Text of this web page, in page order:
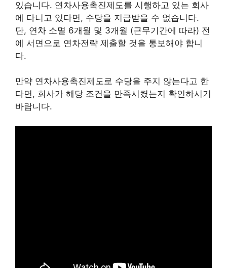
있습니다. 연차사용촉진제도를 시행하고 있는 회사
에 다니고 있다면, 수당을 지급받을 수 없습니다.
단, 연차 소멸 6개월 및 3개월 (근무기간에 따라) 전
에 서면으로 연차전략 제출할 것을 통보해야 합니
다.
만약 연차사용촉진제도로 수당을 주지 않는다고 한
다면, 회사가 해당 조건을 만족시켰는지 확인하시기
바랍니다.